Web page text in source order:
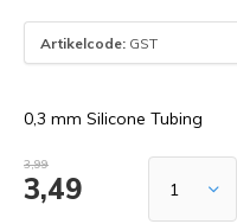
Artikelcode: GST
0,3 mm Silicone Tubing
3,99
3,49